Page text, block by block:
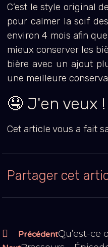
C’est le style original
pour calmer la soif
environ 4 mois afin
mieux conserver les
bière avec un ajout
une meilleure
🤤 J'en veux !
Cet article vous a fait
Partager cet
PrécédentQu’est-ce